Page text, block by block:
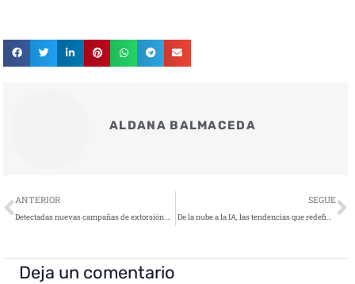
ALDANA BALMACEDA
Ant
ANTERIOR
Detectadas nuevas campañas de extorsión por email altamente personalizadas
SEGUE
De la nube a la IA, las tendencias que redefinen la seguridad física en 2026
Deja un comentario